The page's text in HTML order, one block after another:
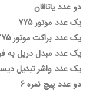
دو عدد یاتاقان
یک عدد موتور 775
یک عدد براکت موتور 775
یک عدد مبدل دریل به
یک عدد واشر تبدیل
دو عدد پیچ نمره 6